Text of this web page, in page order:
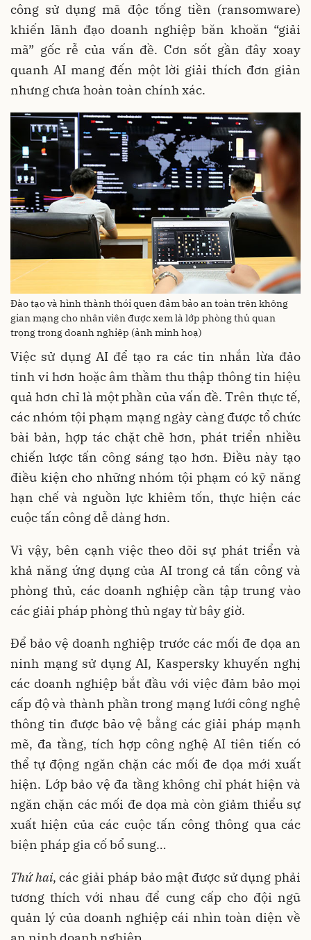
công sử dụng mã độc tống tiền (ransomware)
khiến lãnh đạo doanh nghiệp băn khoăn “giải
mã” gốc rễ của vấn đề. Cơn sốt gần đây xoay
quanh AI mang đến một lời giải thích đơn giản
nhưng chưa hoàn toàn chính xác.
Đào tạo và hình thành thói quen đảm bảo an toàn trên không
gian mạng cho nhân viên được xem là lớp phòng thủ quan
trọng trong doanh nghiệp (ảnh minh hoạ)
Việc sử dụng AI để tạo ra các tin nhắn lừa đảo
tinh vi hơn hoặc âm thầm thu thập thông tin hiệu
quả hơn chỉ là một phần của vấn đề. Trên thực tế,
các nhóm tội phạm mạng ngày càng được tổ chức
bài bản, hợp tác chặt chẽ hơn, phát triển nhiều
chiến lược tấn công sáng tạo hơn. Điều này tạo
điều kiện cho những nhóm tội phạm có kỹ năng
hạn chế và nguồn lực khiêm tốn, thực hiện các
cuộc tấn công dễ dàng hơn.
Vì vậy, bên cạnh việc theo dõi sự phát triển và
khả năng ứng dụng của AI trong cả tấn công và
phòng thủ, các doanh nghiệp cần tập trung vào
các giải pháp phòng thủ ngay từ bây giờ.
Để bảo vệ doanh nghiệp trước các mối đe dọa an
ninh mạng sử dụng AI, Kaspersky khuyến nghị
các doanh nghiệp bắt đầu với việc đảm bảo mọi
cấp độ và thành phần trong mạng lưới công nghệ
thông tin được bảo vệ bằng các giải pháp mạnh
mẽ, đa tầng, tích hợp công nghệ AI tiên tiến có
thể tự động ngăn chặn các mối đe dọa mới xuất
hiện. Lớp bảo vệ đa tầng không chỉ phát hiện và
ngăn chặn các mối đe dọa mà còn giảm thiểu sự
xuất hiện của các cuộc tấn công thông qua các
biện pháp gia cố bổ sung…
Thứ hai, các giải pháp bảo mật được sử dụng phải
tương thích với nhau để cung cấp cho đội ngũ
quản lý của doanh nghiệp cái nhìn toàn diện về